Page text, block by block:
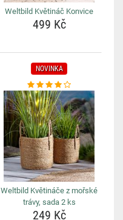
Weltbild Květináč Konvice
499 Kč
NOVINKA
Weltbild Květináče z mořské
trávy, sada 2 ks
249 Kč